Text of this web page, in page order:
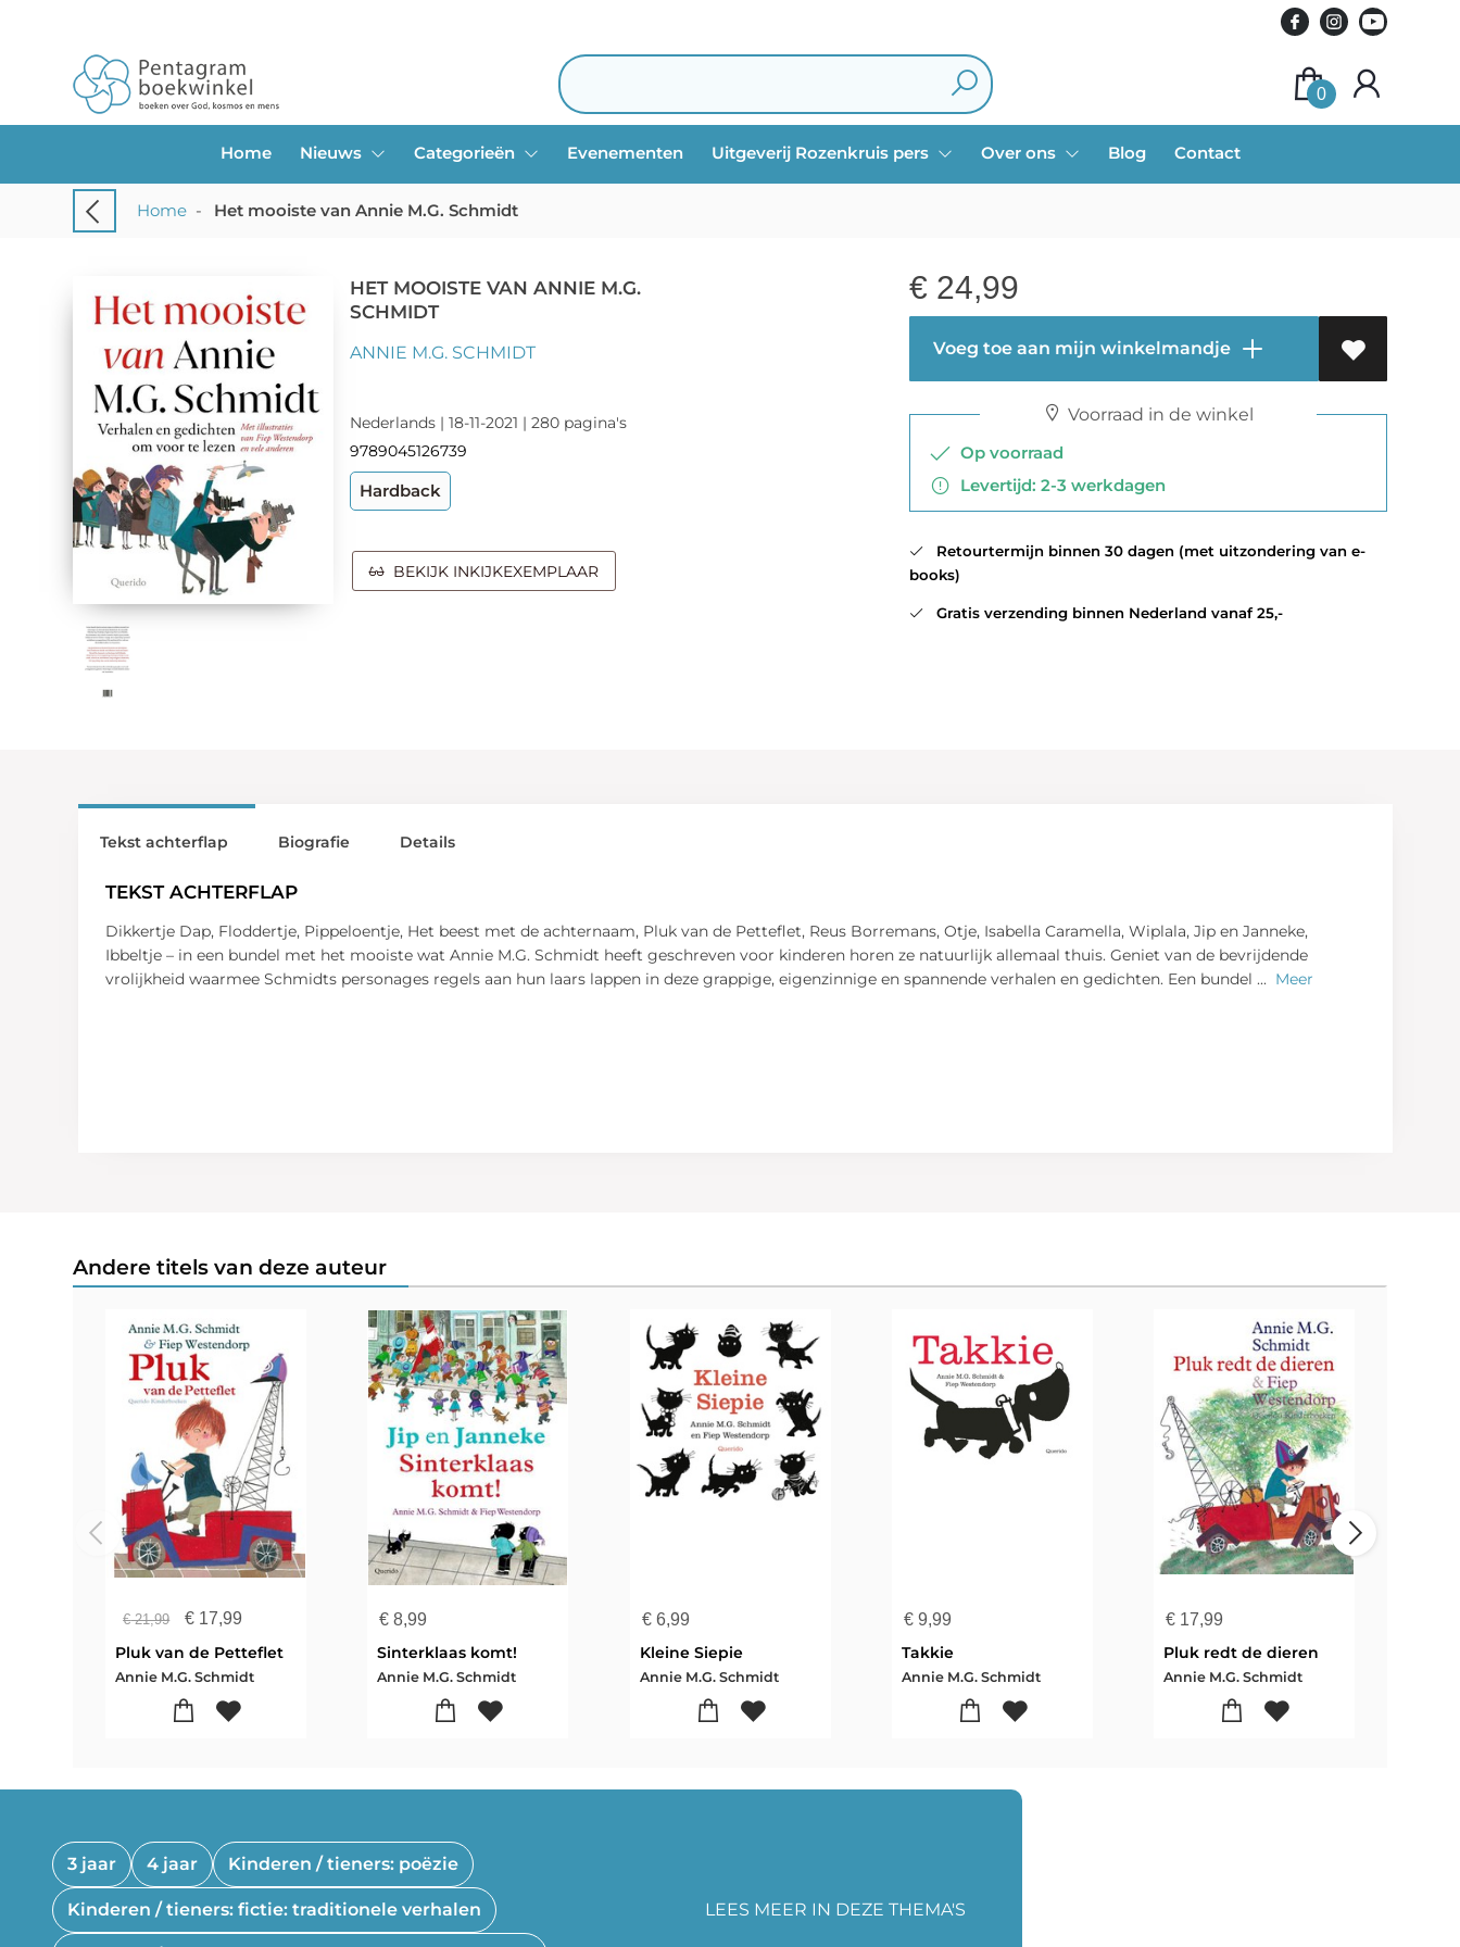
0
Home Nieuws Categorieën Evenementen Uitgeverij Rozenkruis pers Over ons Blog Contact
Home - Het mooiste van Annie M.G. Schmidt
HET MOOISTE VAN ANNIE M.G.
SCHMIDT
ANNIE M.G. SCHMIDT
Nederlands | 18-11-2021 | 280 pagina's
9789045126739
Hardback
BEKIJK INKIJKEXEMPLAAR
€ 24,99
Voeg toe aan mijn winkelmandje
Voorraad in de winkel
Op voorraad
Levertijd: 2-3 werkdagen
Retourtermijn binnen 30 dagen (met uitzondering van e-
books)
Gratis verzending binnen Nederland vanaf 25,-
Tekst achterflap
TEKST ACHTERFLAP
Dikkertje Dap, Floddertje, Pippeloentje, Het beest met de achternaam, Pluk van de Petteflet, Reus Borremans, Otje, Isabella Caramella, Wiplala, Jip en Janneke,
Ibbeltje – in een bundel met het mooiste wat Annie M.G. Schmidt heeft geschreven voor kinderen horen ze natuurlijk allemaal thuis. Geniet van de bevrijdende
vrolijkheid waarmee Schmidts personages regels aan hun laars lappen in deze grappige, eigenzinnige en spannende verhalen en gedichten. Een bundel ... Meer
Biografie Details
Andere titels van deze auteur
€21,99 € 17,99
Pluk van de Petteflet
Annie M.G. Schmidt
€ 8,99
Sinterklaas komt!
Annie M.G. Schmidt
€6,99
Kleine Siepie
Annie M.G. Schmidt
€9,99
Takkie
Annie M.G. Schmidt
€ 17,99
Pluk redt de dieren
Annie M.G. Schmidt
3 jaar 4 jaar Kinderen / tieners: poëzie
Kinderen / tieners: fictie: traditionele verhalen LEES MEER IN DEZE THEMA'S